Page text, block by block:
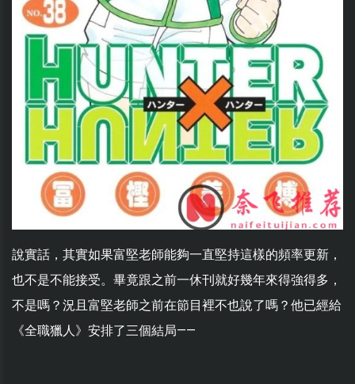
說實話，其實如果富堅老師能夠一直堅持這樣的頻率更新，
也不是不能接受。畢竟跟之前一休刊就好幾年來得強得多，
不是嗎？況且富堅老師之前在節目裡不也說了嗎？他已經給
《全職獵人》安排了三個結局——